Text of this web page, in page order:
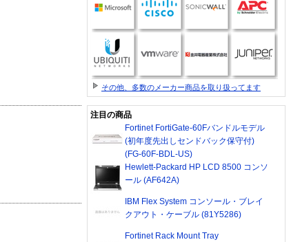
その他、多数のメーカー商品を取り扱ってます
注目の商品
Fortinet FortiGate-60Fバンドルモデル
(初年度先出しセンドバック保守付)
(FG-60F-BDL-US)
Hewlett-Packard HP LCD 8500 コンソ
ール (AF642A)
IBM Flex System コンソール・ブレイ
クアウト・ケーブル (81Y5286)
Fortinet Rack Mount Tray